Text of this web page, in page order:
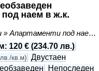
под наем в ж.к.
Имоти - Наеми » Апартаменти под наем
: 120 € (234.70 лв.)
кв.м) Двустаен
Непоследен